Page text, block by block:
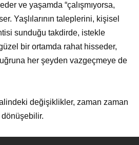
ve yaşamda “çalışmıyorsa,
Yaşlılarının taleplerini, kişisel
sunduğu takdirde, istekle
bir ortamda rahat hisseder,
her şeyden vazgeçmeye de
değişiklikler, zaman zaman
dönüşebilir.